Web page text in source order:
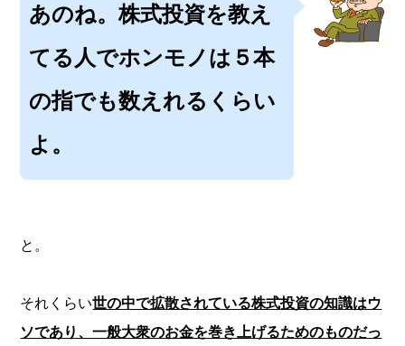
あのね。株式投資を教え
てる人でホンモノは５本
の指でも数えれるくらい
よ。
と。
それくらい世の中で拡散されている株式投資の知識はウ
ソであり、一般大衆のお金を巻き上げるためのものだっ